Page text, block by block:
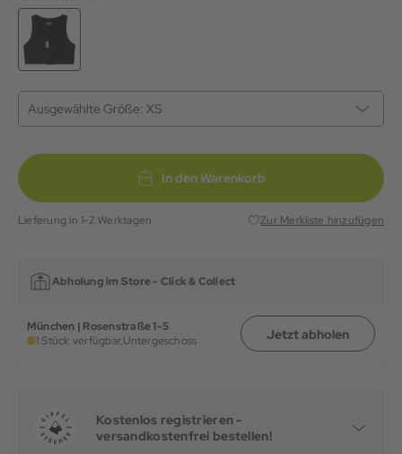
Ausgewählte Größe: XS
In den Warenkorb
Lieferung in 1-2 Werktagen Zur Merkliste hinzufügen
Abholung im Store - Click & Collect
München | Rosenstraße 1-5
1 Stück verfügbar,Untergeschoss Jetzt abholen
Kostenlos registrieren -
versandkostenfrei bestellen!